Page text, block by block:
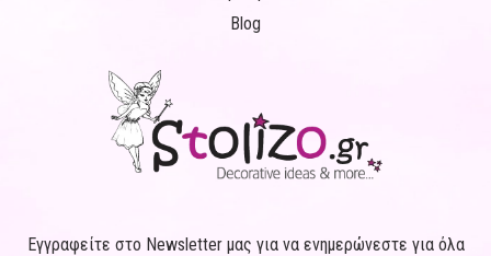
Blog
Εγγραφείτε στο Newsletter μας για να ενημερώνεστε για όλα